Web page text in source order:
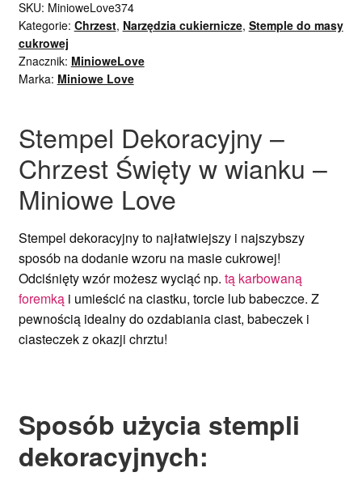
SKU: MinioweLove374
Kategorie: Chrzest, Narzędzia cukiernicze, Stemple do masy
cukrowej
Znacznik: MinioweLove
Marka: Miniowe Love
Stempel Dekoracyjny –
Chrzest Święty w wianku –
Miniowe Love
Stempel dekoracyjny to najłatwiejszy i najszybszy
sposób na dodanie wzoru na masie cukrowej!
Odciśnięty wzór możesz wyciąć np. tą karbowaną
foremkąi umieścić na ciastku, torcie lub babeczce. Z
pewnością idealny do ozdabiania ciast, babeczek i
ciasteczekz okazji chrztu!
Sposób użycia stempli
dekoracyjnych: